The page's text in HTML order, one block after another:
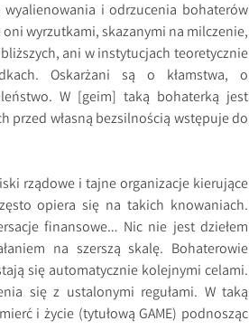
i odrzucenia bohaterów
oni wyrzutkami, skazanymi na milczenie,
ani w instytucjach teoretycznie
Oskarżani są o kłamstwa, o
W [geim] taką bohaterką jest
przed własną bezsilnością wstępuje do
rządowe i tajne organizacje kierujące
opiera się na takich knowaniach.
finansowe… Nic nie jest dziełem
na szerszą skalę. Bohaterowie
się automatycznie kolejnymi celami.
się z ustalonymi regułami. W taką
i życie (tytułową GAME) podnosząc